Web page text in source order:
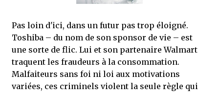
Pas loin d'ici, dans un futur pas trop éloigné.
Toshiba – du nom de son sponsor de vie – est
une sorte de flic. Lui et son partenaire Walmart
traquent les fraudeurs à la consommation.
Malfaiteurs sans foi ni loi aux motivations
variées, ces criminels violent la seule règle qui